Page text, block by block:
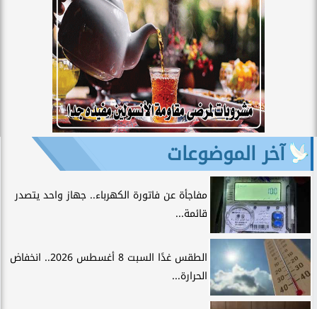
آخر الموضوعات
مفاجأة عن فاتورة الكهرباء.. جهاز واحد يتصدر
قائمة...
الطقس غدًا السبت 8 أغسطس 2026.. انخفاض
الحرارة...